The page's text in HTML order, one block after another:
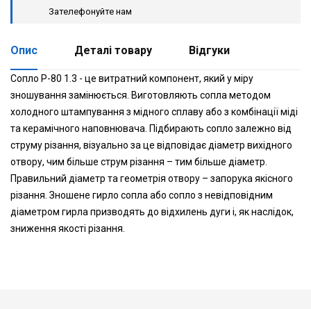
Зателефонуйте нам
Опис Деталі товару Відгуки
Сопло P-80 1.3 - це витратний компонент, який у міру
зношування замінюється. Виготовляють сопла методом
холодного штампування з мідного сплаву або з комбінації міді
та керамічного наповнювача. Підбирають сопло залежно від
струму різання, візуально за це відповідає діаметр вихідного
отвору, чим більше струм різання – тим більше діаметр.
Правильний діаметр та геометрія отвору – запорука якісного
різання. Зношене гирло сопла або сопло з невідповідним
діаметром гирла призводять до відхилень дуги і, як наслідок,
зниження якості різання.